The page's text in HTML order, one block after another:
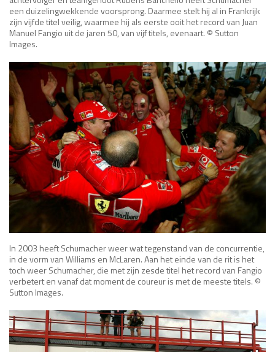
een duizelingwekkende voorsprong. Daarmee stelt hij al in Frankrijk
zijn vijfde titel veilig, waarmee hij als eerste ooit het record van Juan
Manuel Fangio uit de jaren 50, van vijf titels, evenaart. © Sutton
Images.
In 2003 heeft Schumacher weer wat tegenstand van de concurrentie,
in de vorm van Williams en McLaren. Aan het einde van de rit is het
toch weer Schumacher, die met zijn zesde titel het record van Fangio
verbetert en vanaf dat moment de coureur is met de meeste titels. ©
Sutton Images.